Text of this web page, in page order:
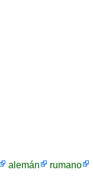
alemán
rumano